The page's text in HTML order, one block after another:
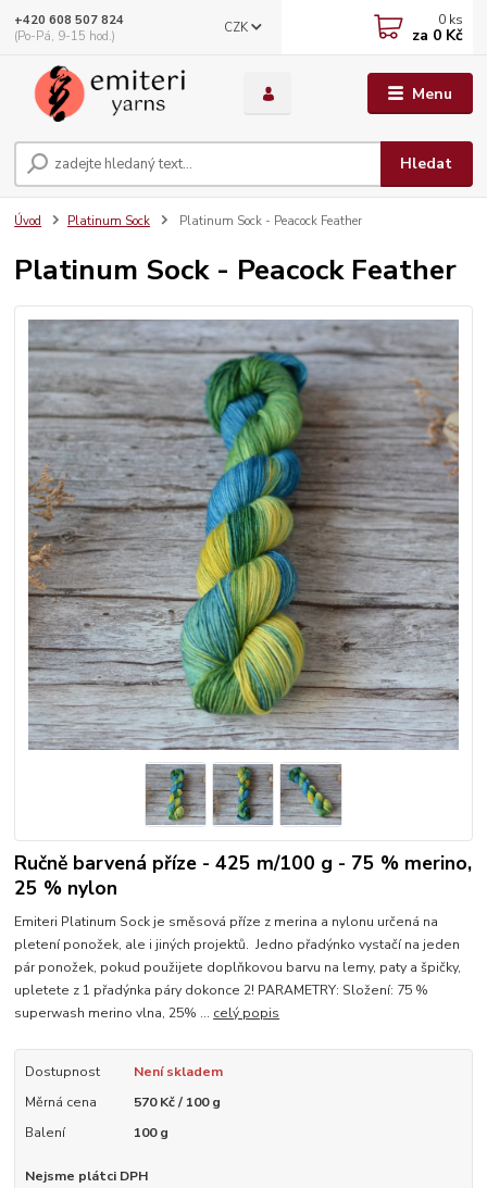
Menu
CZK
Hledat
+420 608 507 824
(Po-Pá, 9-15 hod.)
0 ks
za 0 Kč
Úvod Platinum Sock Platinum Sock - Peacock Feather
Platinum Sock - Peacock Feather
Ručně barvená příze - 425 m/100 g - 75 % merino,
25 % nylon
Emiteri Platinum Sock je směsová příze z merina a nylonu určená na
pletení ponožek, ale i jiných projektů. Jedno přadýnko vystačí na jeden
pár ponožek, pokud použijete doplňkovou barvu na lemy, paty a špičky,
upletete z 1 přadýnka páry dokonce 2! PARAMETRY: Složení: 75 %
superwash merino vlna, 25% ... celý popis
Dostupnost
Není skladem
Měrná cena
570 Kč / 100 g
Balení
100 g
Nejsme plátci DPH